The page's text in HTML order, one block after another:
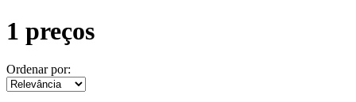
1 preços
Ordenar por: